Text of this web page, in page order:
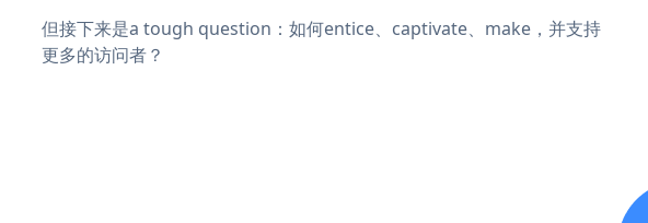
但接下来是a tough question：如何entice、captivate、make，并支持
更多的访问者？